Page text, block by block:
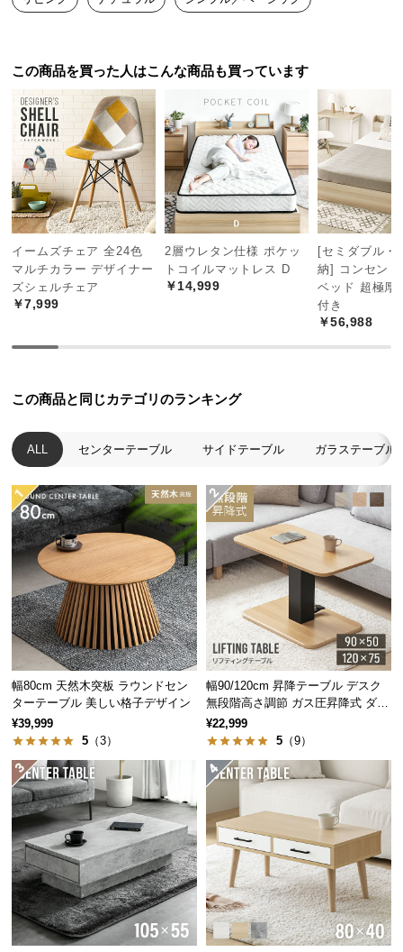
中
品
の
配
送
に
つ
い
て
小
型
商
に
い
て
開
梱
設
置
サ
ー
ビ
ス
に
つ
て
搬
入
経
路
に
つ
い
て
リビングルームに
ソファとも合わせやすく、リビングやお気に入りの
部屋で快適に使用できます。
飾って楽しめる収納スペース
天板下には便利な収納棚付き。お気に入りの小物や
本を飾って、ディスプレイを楽しむこともできま
す。
横幅 奥行き
約60㎝ 約30㎝
この商品を買った人はこんな商品も買っています
イームズチェア 全24色
マルチカラー デザイナー
ズシェルチェア
￥7,999
2層ウレタン仕様 ポケッ
トコイルマットレス D
￥14,999
[セミダブル・
納] コンセン
ベッド 超極厚
付き
￥56,988
この商品と同じカテゴリのランキング
ALL センターテーブル サイドテーブル ガラステーブル
幅80cm 天然木突板 ラウンドセン
ターテーブル 美しい格子デザイン
¥39,999
5 （3）
幅90/120cm 昇降テーブル デスク
無段階高さ調節 ガス圧昇降式 ダイ
ニング 高さ55~70cm
¥22,999
5 （9）